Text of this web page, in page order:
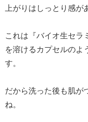
上がりはしっとり感が
これは『バイオ生セラ
を溶けるカプセルのよ
す。
だから洗った後も肌が
ね。